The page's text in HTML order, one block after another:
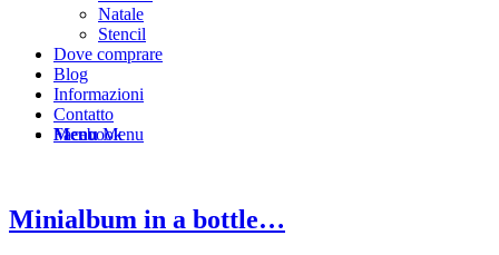
Facebook
Natale
Stencil
Dove comprare
Blog
Informazioni
Contatto
Menu Menu
Minialbum in a bottle…